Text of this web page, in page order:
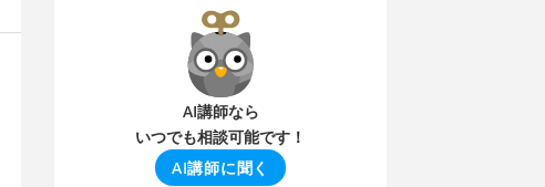
AI講師なら
いつでも相談可能です！
AI講師に聞く